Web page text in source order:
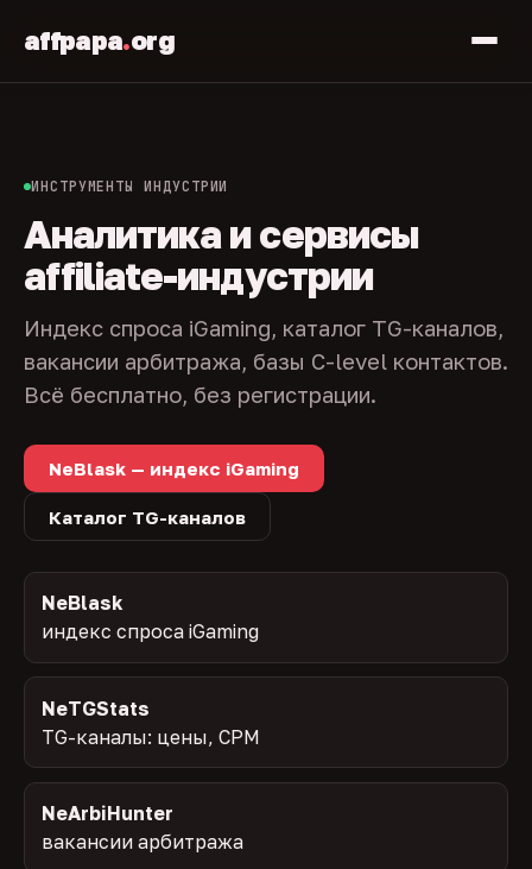
affpapa.org
ИНСТРУМЕНТЫ ИНДУСТРИИ
Аналитика и сервисы
affiliate-индустрии
Индекс спроса iGaming, каталог TG-каналов,
вакансии арбитража, базы C-level контактов.
Всё бесплатно, без регистрации.
NeBlask — индекс iGaming
Каталог TG-каналов
NeBlask
индекс спроса iGaming
NeTGStats
TG-каналы: цены, CPM
NeArbiHunter
вакансии арбитража